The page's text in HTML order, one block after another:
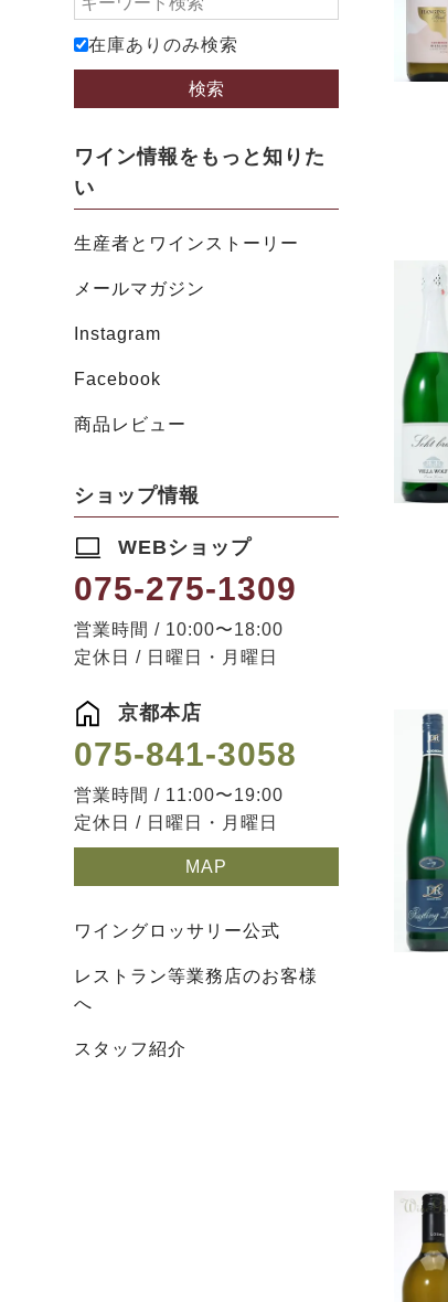
在庫ありのみ検索
検索
ワイン情報をもっと知りた
い
生産者とワインストーリー
メールマガジン
Instagram
Facebook
商品レビュー
ショップ情報
WEBショップ
075-275-1309
営業時間 / 10:00〜18:00
定休日 / 日曜日・月曜日
京都本店
075-841-3058
営業時間 / 11:00〜19:00
定休日 / 日曜日・月曜日
MAP
ワイングロッサリー公式
レストラン等業務店のお客様
へ
スタッフ紹介